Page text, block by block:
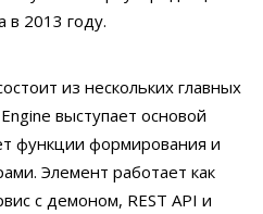
в 2013 году.
из нескольких главных
выступает основой
функции формирования и
Элемент работает как
с демоном, REST API и